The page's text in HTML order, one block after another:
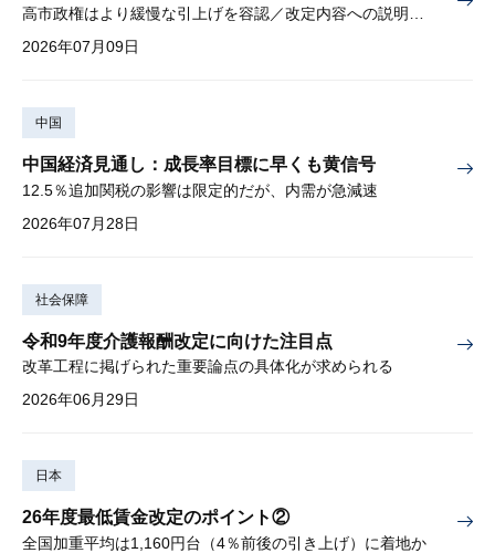
高市政権はより緩慢な引上げを容認／改定内容への説明責任が焦点
2026年07月09日
中国
中国経済見通し：成長率目標に早くも黄信号
12.5％追加関税の影響は限定的だが、内需が急減速
2026年07月28日
社会保障
令和9年度介護報酬改定に向けた注目点
改革工程に掲げられた重要論点の具体化が求められる
2026年06月29日
日本
26年度最低賃金改定のポイント②
全国加重平均は1,160円台（4％前後の引き上げ）に着地か